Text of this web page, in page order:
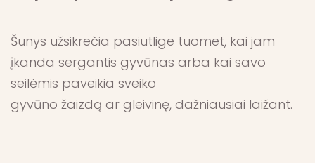
Šunys užsikrečia pasiutlige tuomet, kai jam
įkanda sergantis gyvūnas arba kai savo
seilėmis paveikia sveiko
gyvūno žaizdą ar gleivinę, dažniausiai laižant.